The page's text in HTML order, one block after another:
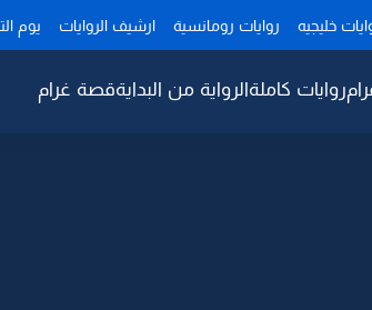
خليجيه روايات رومانسية ارشيف الروايات يوم
روايات كاملةالرواية من البدايةقصة غرام